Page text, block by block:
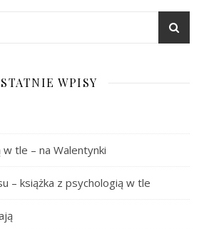
WPISY
tle – na Walentynki
– książka z psychologią w tle